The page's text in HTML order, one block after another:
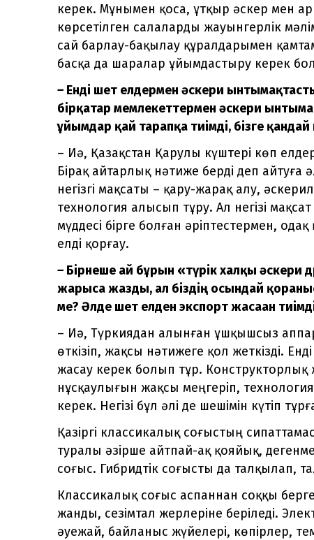
керек. Мұнымен қоса, ұтқыр әскер мен
көрсетілген салаларды жауынгерлік
сай барлау-бақылау құралдарымен
басқа да шаралар ұйымдастыру керек
– ⁠ Енді шет елдермен әскери
бірқатар мемлекеттермен әскери
ұйымдар қай тарапқа тиімді, бізге
– Иә, Қазақстан Қарулы күштері көп
Бірақ айтарлық нәтиже берді деп
негізгі мақсаты – қару-жарақ алу,
технология алысып тұру. Ал негізі
мүддесі бірге болған әріптестермен,
елді қорғау.
– Бірнеше ай бұрын «түрік халқы әскери
жарыса жазды, ал біздің осындай
ме? Әлде шет елден экспорт жасаған
– Иә, Түркиядан алынған ұшқышсыз
өткізіп, жақсы нәтижеге қол жеткізді.
жасау керек болып тұр.
нұсқаулығын жақсы меңгеріп,
керек. Негізі бұл әлі де шешімін күтіп
Қазіргі классикалық соғыстың
туралы әзірше айтпай-ақ қояйық,
соғыс. Гибридтік соғысты да талқылап,
Классикалық соғыс аспаннан соққы
жанды, сезімтал жерлеріне беріледі.
әуежай, байланыс жүйелері, көпірлер,